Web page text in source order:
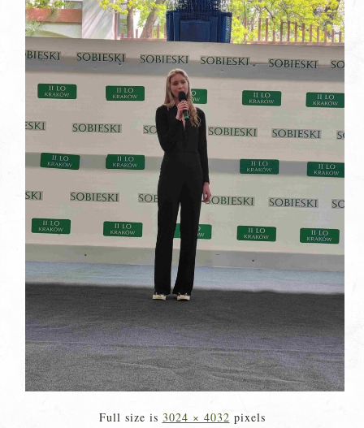
Full size is 3024 × 4032 pixels